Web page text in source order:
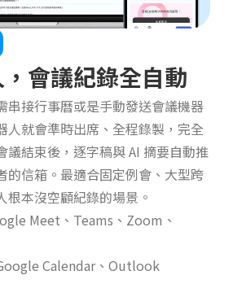
會議紀錄全自動
串接行事曆或是手動發送會議機器
人就會準時出席、全程錄製，完全
議結束後，逐字稿與 AI 摘要自動推
的信箱。最適合固定例會、大型跨
根本沒空顧紀錄的場景。
Meet、Teams、Zoom、
Calendar、Outlook